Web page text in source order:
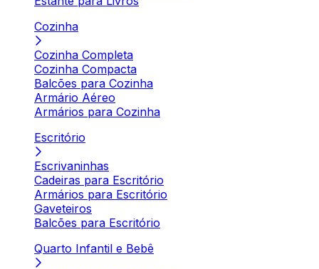
Cozinha
Cozinha Completa
Cozinha Compacta
Balcões para Cozinha
Armário Aéreo
Armários para Cozinha
Escritório
Escrivaninhas
Cadeiras para Escritório
Armários para Escritório
Gaveteiros
Balcões para Escritório
Quarto Infantil e Bebê